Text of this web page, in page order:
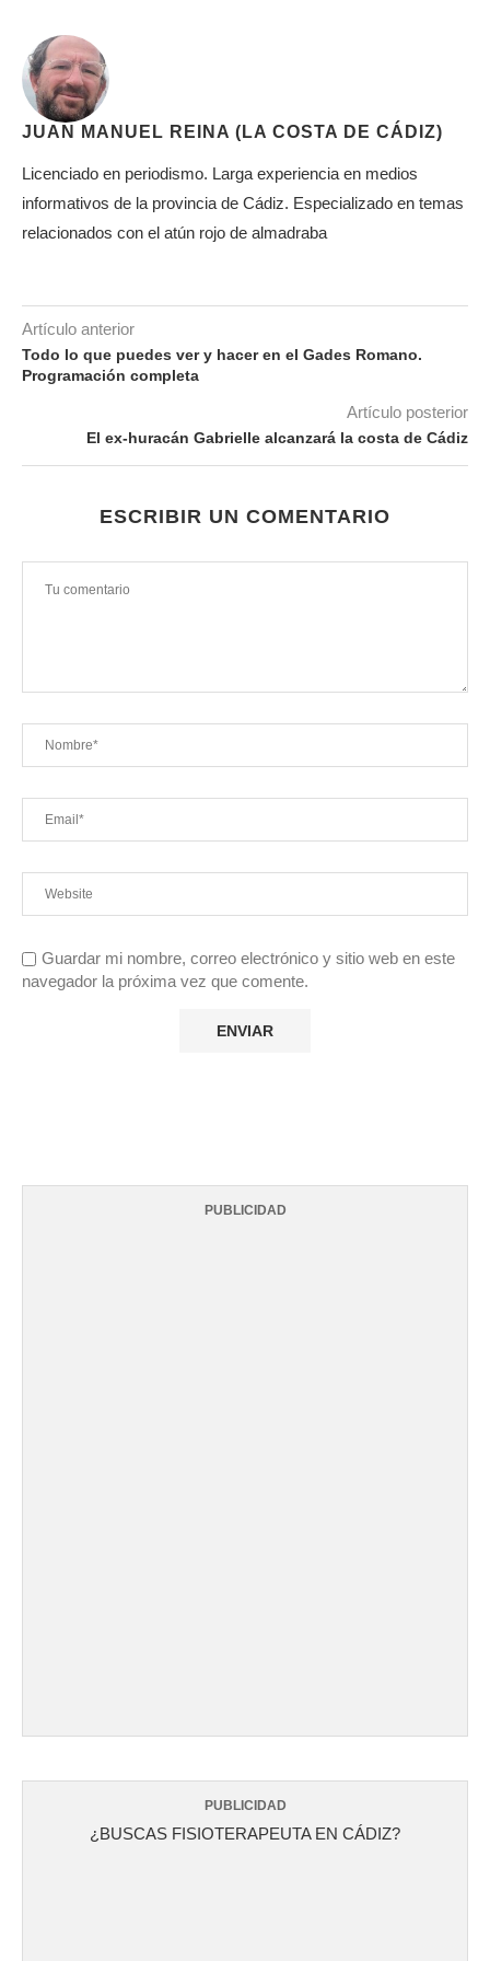
JUAN MANUEL REINA (LA COSTA DE CÁDIZ)
Licenciado en periodismo. Larga experiencia en medios
informativos de la provincia de Cádiz. Especializado en temas
relacionados con el atún rojo de almadraba
Artículo anterior
Todo lo que puedes ver y hacer en el Gades Romano.
Programación completa
Artículo posterior
El ex-huracán Gabrielle alcanzará la costa de Cádiz
ESCRIBIR UN COMENTARIO
Guardar mi nombre, correo electrónico y sitio web en este
navegador la próxima vez que comente.
PUBLICIDAD
PUBLICIDAD
¿BUSCAS FISIOTERAPEUTA EN CÁDIZ?